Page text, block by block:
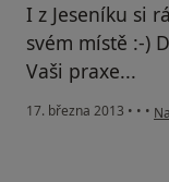
I z Jeseníku si
svém místě :-)
Vaši praxe...
17. března 2013 • • •